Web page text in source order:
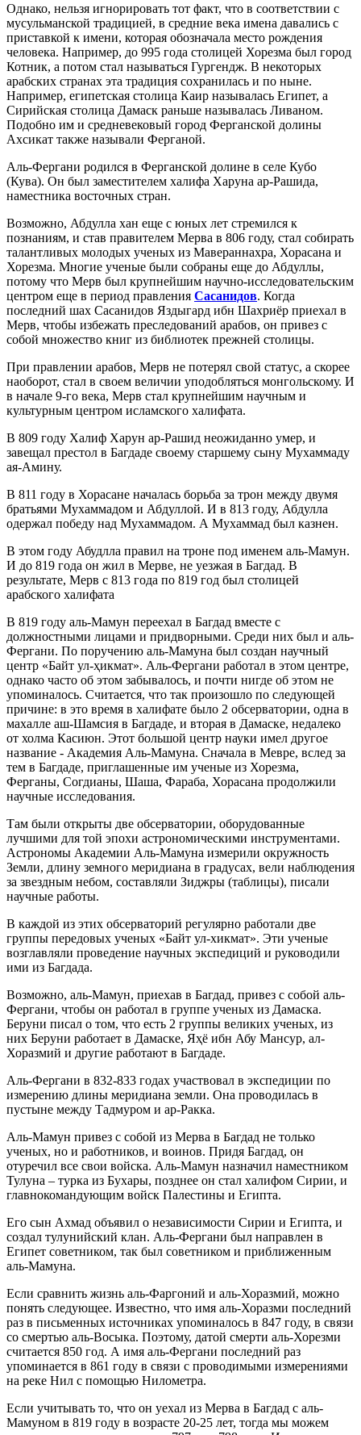
Однако, нельзя игнорировать тот факт, что в соответствии с
мусульманской традицией, в средние века имена давались с
приставкой к имени, которая обозначала место рождения
человека. Например, до 995 года столицей Хорезма был город
Котник, а потом стал называться Гургендж. В некоторых
арабских странах эта традиция сохранилась и по ныне.
Например, египетская столица Каир называлась Египет, а
Сирийская столица Дамаск раньше называлась Ливаном.
Подобно им и средневековый город Ферганской долины
Ахсикат также называли Ферганой.
Аль-Фергани родился в Ферганской долине в селе Кубо
(Кува). Он был заместителем халифа Харуна ар-Рашида,
наместника восточных стран.
Возможно, Абдулла хан еще с юных лет стремился к
познаниям, и став правителем Мерва в 806 году, стал собирать
талантливых молодых ученых из Мавераннахра, Хорасана и
Хорезма. Многие ученые были собраны еще до Абдуллы,
потому что Мерв был крупнейшим научно-исследовательским
центром еще в период правления Сасанидов. Когда
последний шах Сасанидов Яздыгард ибн Шахриёр приехал в
Мерв, чтобы избежать преследований арабов, он привез с
собой множество книг из библиотек прежней столицы.
При правлении арабов, Мерв не потерял свой статус, а скорее
наоборот, стал в своем величии уподобляться монгольскому. И
в начале 9-го века, Мерв стал крупнейшим научным и
культурным центром исламского халифата.
В 809 году Халиф Харун ар-Рашид неожиданно умер, и
завещал престол в Багдаде своему старшему сыну Мухаммаду
ая-Амину.
В 811 году в Хорасане началась борьба за трон между двумя
братьями Мухаммадом и Абдуллой. И в 813 году, Абдулла
одержал победу над Мухаммадом. А Мухаммад был казнен.
В этом году Абудлла правил на троне под именем аль-Мамун.
И до 819 года он жил в Мерве, не уезжая в Багдад. В
результате, Мерв с 813 года по 819 год был столицей
арабского халифата
В 819 году аль-Мамун переехал в Багдад вместе с
должностными лицами и придворными. Среди них был и аль-
Фергани. По поручению аль-Мамуна был создан научный
центр «Байт ул-ҳикмат». Аль-Фергани работал в этом центре,
однако часто об этом забывалось, и почти нигде об этом не
упоминалось. Считается, что так произошло по следующей
причине: в это время в халифате было 2 обсерватории, одна в
махалле аш-Шамсия в Багдаде, и вторая в Дамаске, недалеко
от холма Касиюн. Этот большой центр науки имел другое
название - Академия Аль-Мамуна. Сначала в Мевре, вслед за
тем в Багдаде, приглашенные им ученые из Хорезма,
Ферганы, Согдианы, Шаша, Фараба, Хорасана продолжили
научные исследования.
Там были открыты две обсерватории, оборудованные
лучшими для той эпохи астрономическими инструментами.
Астрономы Академии Аль-Мамуна измерили окружность
Земли, длину земного меридиана в градусах, вели наблюдения
за звездным небом, составляли Зиджры (таблицы), писали
научные работы.
В каждой из этих обсерваторий регулярно работали две
группы передовых ученых «Байт ул-хикмат». Эти ученые
возглавляли проведение научных экспедиций и руководили
ими из Багдада.
Возможно, аль-Мамун, приехав в Багдад, привез с собой аль-
Фергани, чтобы он работал в группе ученых из Дамаска.
Беруни писал о том, что есть 2 группы великих ученых, из
них Беруни работает в Дамаске, Яҳё ибн Абу Мансур, ал-
Хоразмий и другие работают в Багдаде.
Аль-Фергани в 832-833 годах участвовал в экспедиции по
измерению длины меридиана земли. Она проводилась в
пустыне между Тадмуром и ар-Ракка.
Аль-Мамун привез с собой из Мерва в Багдад не только
ученых, но и работников, и воинов. Придя Багдад, он
отуречил все свои войска. Аль-Мамун назначил наместником
Тулуна – турка из Бухары, позднее он стал халифом Сирии, и
главнокомандующим войск Палестины и Египта.
Его сын Ахмад объявил о независимости Сирии и Египта, и
создал тулунийский клан. Аль-Фергани был направлен в
Египет советником, так был советником и приближенным
аль-Мамуна.
Если сравнить жизнь аль-Фаргоний и аль-Хоразмий, можно
понять следующее. Известно, что имя аль-Хоразми последний
раз в письменных источниках упоминалось в 847 году, в связи
со смертью аль-Восыка. Поэтому, датой смерти аль-Хорезми
считается 850 год. А имя аль-Фергани последний раз
упоминается в 861 году в связи с проводимыми измерениями
на реке Нил с помощью Нилометра.
Если учитывать то, что он уехал из Мерва в Багдад с аль-
Мамуном в 819 году в возрасте 20-25 лет, тогда мы можем